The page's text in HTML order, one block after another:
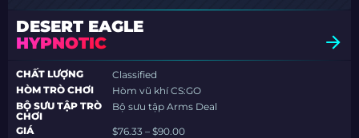
DESERT EAGLE
HYPNOTIC
CHẤT LƯỢNG
Classified
HÒM TRÒ CHƠI
Hòm vũ khí CS:GO
BỘ SƯU TẬP TRÒ
CHƠI
Bộ sưu tập Arms Deal
GIÁ
$76.33 – $90.00